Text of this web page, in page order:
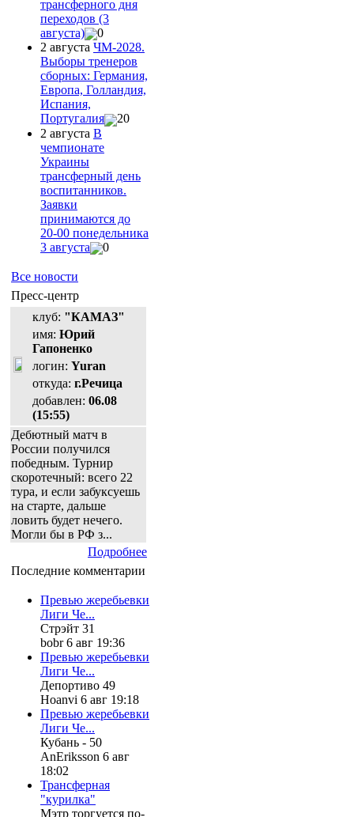
трансферного дня
переходов (3
августа)
0
2 августа ЧМ-2028.
Выборы тренеров
сборных: Германия,
Европа, Голландия,
Испания,
Португалия
20
2 августа В
чемпионате
Украины
трансферный день
воспитанников.
Заявки
принимаются до
20-00 понедельника
3 августа
0
Все новости
Пресс-центр
клуб: "КАМАЗ"
имя: Юрий
Гапоненко
логин: Yuran
откуда: г.Речица
добавлен: 06.08
(15:55)
Дебютный матч в
России получился
победным. Турнир
скоротечный: всего 22
тура, и если забуксуешь
на старте, дальше
ловить будет нечего.
Могли бы в РФ з...
Подробнее
Последние комментарии
Превью жеребьевки
Лиги Че...
Стрэйт 31
bobr 6 авг 19:36
Превью жеребьевки
Лиги Че...
Депортиво 49
Hoanvi 6 авг 19:18
Превью жеребьевки
Лиги Че...
Кубань - 50
AnEriksson 6 авг
18:02
Трансферная
"курилка"
Мэтр торгуется по-